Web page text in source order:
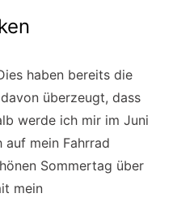
haben bereits die
überzeugt, dass
werde ich mir im Juni
auf mein Fahrrad
Sommertag über
mein